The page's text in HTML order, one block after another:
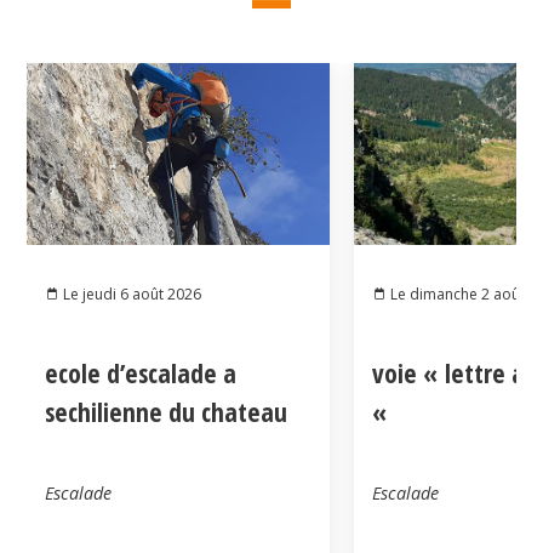
Le jeudi 6 août 2026
ecole d’escalade a
sechilienne du chateau
Escalade
Le dimanche 2 août
voie « lettre
«
Escalade